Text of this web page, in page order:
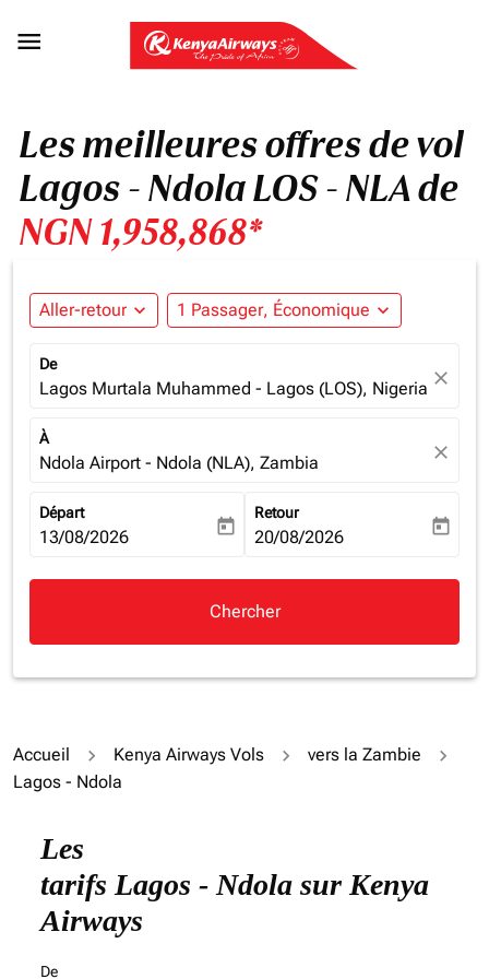

Les meilleures offres de vol
Lagos - Ndola LOS - NLA de
NGN 1,958,868*
Aller-retour expand_more 1 Passager, Économique expand_more
De
Lagos Murtala Muhammed - Lagos (LOS), Nigeria close
À
Ndola Airport - Ndola (NLA), Zambia close
Départ
fc-booking-departure-date-aria-label
13/08/2026 today
Retour
fc-booking-return-date-aria-
20/08/2026 today
Chercher
Accueil Kenya Airways Vols
vers la Zambie
Lagos - Ndola
Les
tarifs Lagos - Ndola sur Kenya
Airways
De